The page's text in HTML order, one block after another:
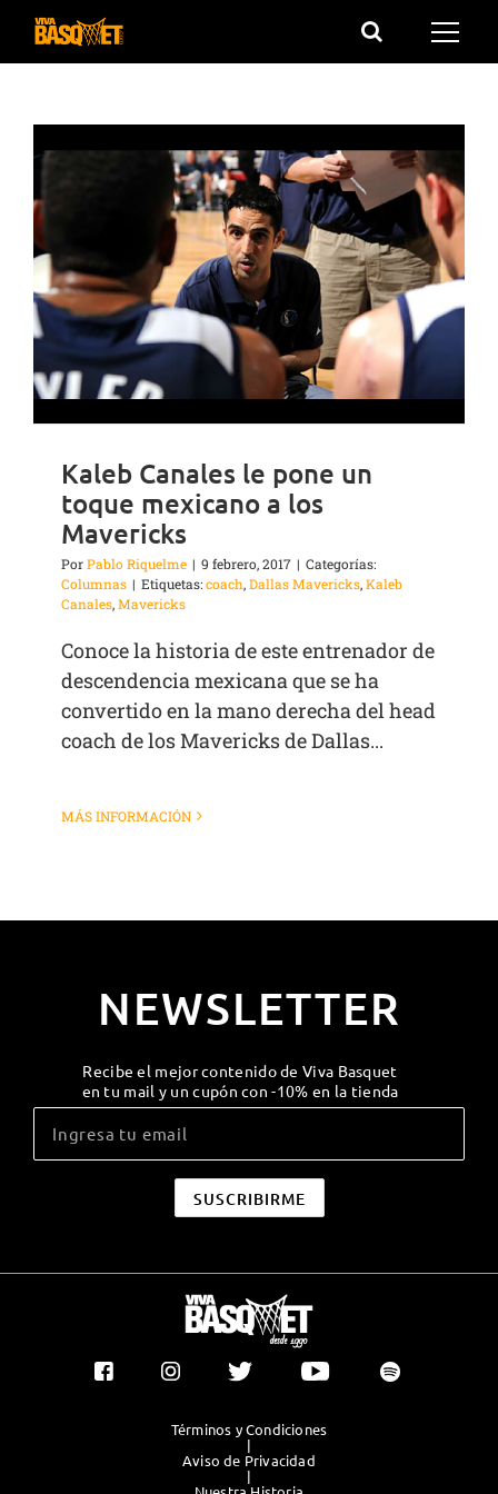
Saltar
Kaleb Canales le pone un
toque mexicano a los
Mavericks
PorPablo Riquelme | 9 febrero, 2017 | Categorías:
Columnas | Etiquetas:coach,Dallas Mavericks,Kaleb
Canales,Mavericks
Conoce la historia de este entrenador de
descendencia mexicana que se ha
convertido en la mano derecha del head
coach de los Mavericks de Dallas...
MÁS INFORMACIÓN
NEWSLETTER
Recibe el mejor contenido de Viva Basquet
en tu mail y un cupón con -10% en la tienda
Términos y Condiciones
|
Aviso de Privacidad
|